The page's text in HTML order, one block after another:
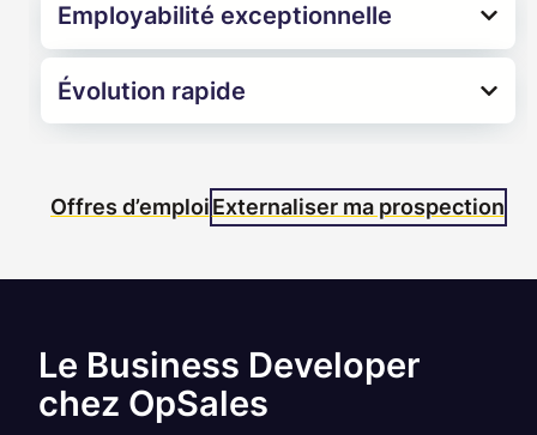
Employabilité exceptionnelle
Évolution rapide
Offres d’emploiExternaliser ma prospection
Le Business Developer
chez OpSales